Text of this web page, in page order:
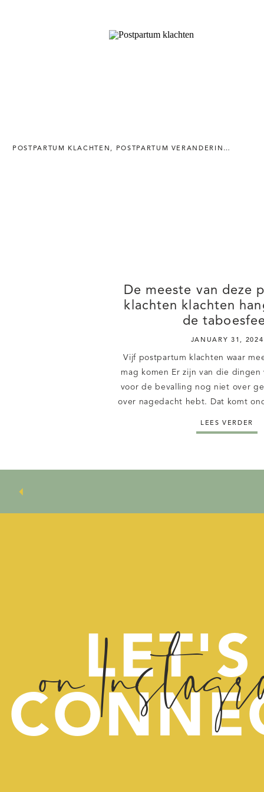
POSTPARTUM KLACHTEN , POSTPARTUM VERANDERINGEN
De meeste van deze
klachten klachten
de
JANUARY 31, 2024
Vijf postpartum klachten waar
mag komen Er zijn van die dingen
voor de bevalling nog niet over
over nagedacht hebt. Dat komt
zonde, want juist openheid over
LEES VERDER
LET'S